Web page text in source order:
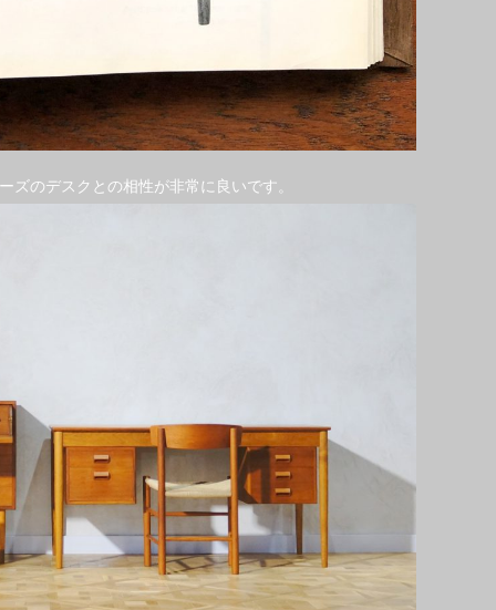
ズのデスクとの相性が非常に良いです。